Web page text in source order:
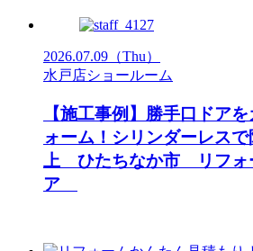
2026.07.09 （Thu）
水戸店ショールーム
【施工事例】勝手口ドア
ォーム！シリンダーレス
上 ひたちなか市 リフォ
ア